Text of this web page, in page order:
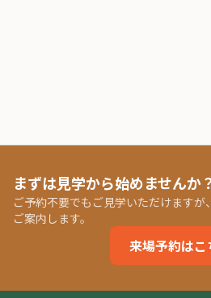
まずは見学から始めませんか
ご予約不要でもご見学いただけますが
ご案内します。
来場予約はこ